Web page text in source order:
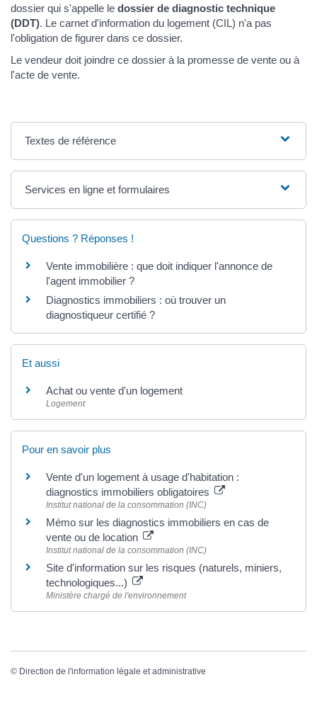
dossier qui s'appelle le dossier de diagnostic technique
(DDT). Le carnet d'information du logement (CIL) n'a pas
l'obligation de figurer dans ce dossier.
Le vendeur doit joindre ce dossier à la promesse de vente ou à
l'acte de vente.
Textes de référence
Services en ligne et formulaires
Questions ? Réponses !
Vente immobilière : que doit indiquer l'annonce de
l'agent immobilier ?
Diagnostics immobiliers : où trouver un
diagnostiqueur certifié ?
Et aussi
Achat ou vente d'un logement
Logement
Pour en savoir plus
Vente d'un logement à usage d'habitation :
diagnostics immobiliers obligatoires
Institut national de la consommation (INC)
Mémo sur les diagnostics immobiliers en cas de
vente ou de location
Institut national de la consommation (INC)
Site d'information sur les risques (naturels, miniers,
technologiques...)
Ministère chargé de l'environnement
© Direction de l'information légale et administrative